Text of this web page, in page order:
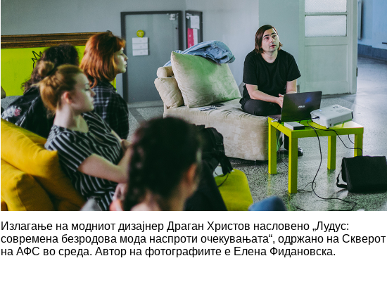
Излагање на модниот дизајнер Драган Христов насловено „Лудус:
современа безродова мода наспроти очекувањата“, одржано на Скверот
на АФС во среда. Автор на фотографиите е Елена Фидановска.